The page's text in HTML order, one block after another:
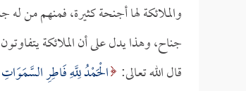
والملائكة لها أجنحة كثيرة، فمنهم من
جناح، وهذا يدل على أن الملائكة
قال الله تعالى: الْحَمْدُ لِلَّهِ فَاطِرِ